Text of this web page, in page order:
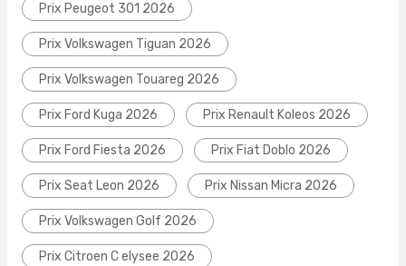
Prix Peugeot 301 2026
Prix Volkswagen Tiguan 2026
Prix Volkswagen Touareg 2026
Prix Ford Kuga 2026 Prix Renault Koleos 2026
Prix Ford Fiesta 2026 Prix Fiat Doblo 2026
Prix Seat Leon 2026 Prix Nissan Micra 2026
Prix Volkswagen Golf 2026
Prix Citroen C elysee 2026